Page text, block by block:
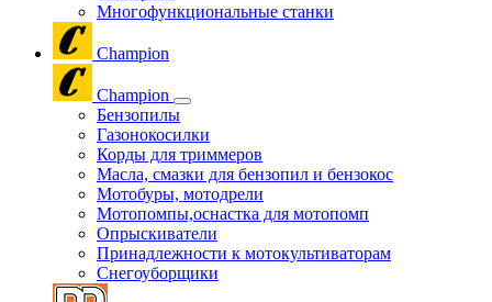
Многофункциональные станки
Champion
Champion
Бензопилы
Газонокосилки
Корды для триммеров
Масла, смазки для бензопил и бензокос
Мотобуры, мотодрели
Мотопомпы,оснастка для мотопомп
Опрыскиватели
Принадлежности к мотокультиваторам
Снегоуборщики